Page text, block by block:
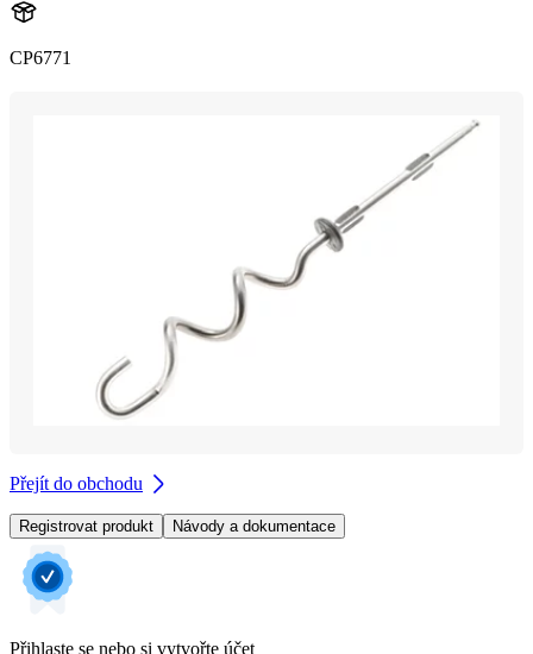
CP6771
Přejít do obchodu
Registrovat produkt Návody a dokumentace
Přihlaste se nebo si vytvořte účet